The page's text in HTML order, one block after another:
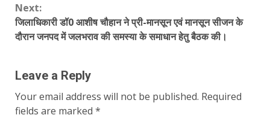
Next:
जिलाधिकारी डॉ0 आशीष चौहान ने प्री-मानसून एवं मानसून सीजन के
दौरान जनपद में जलभराव की समस्या के समाधान हेतु बैठक की।
Leave a Reply
Your email address will not be published. Required
fields are marked *